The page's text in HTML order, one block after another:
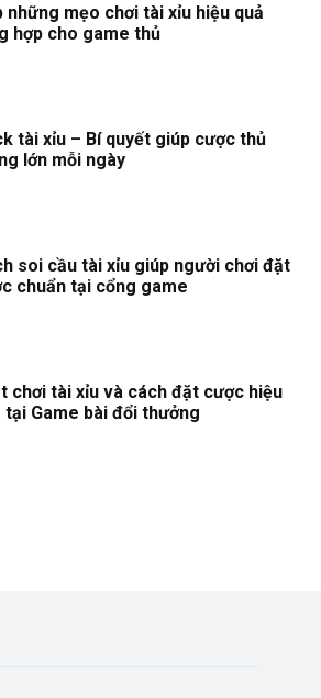
những mẹo chơi tài xỉu hiệu quả
hợp cho game thủ
tài xỉu – Bí quyết giúp cược thủ
lớn mỗi ngày
soi cầu tài xỉu giúp người chơi đặt
chuẩn tại cổng game
chơi tài xỉu và cách đặt cược hiệu
tại Game bài đổi thưởng